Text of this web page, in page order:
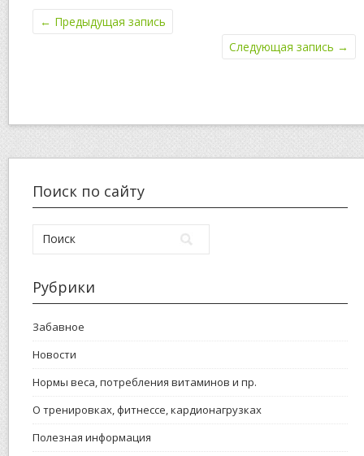
← Предыдущая запись
Следующая запись →
Поиск по сайту
Рубрики
Забавное
Новости
Нормы веса, потребления витаминов и пр.
О тренировках, фитнессе, кардионагрузках
Полезная информация